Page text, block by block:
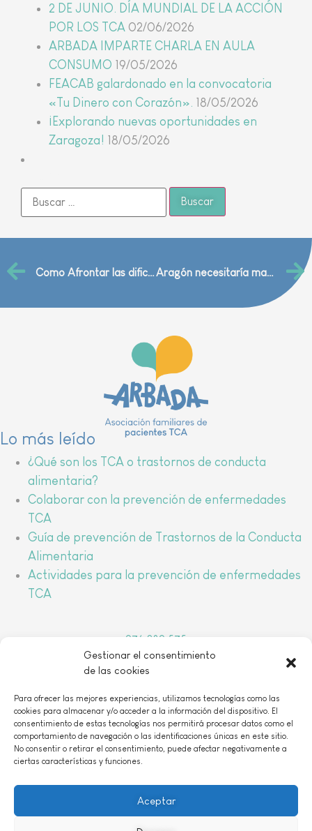
Gestionar el consentimiento
de las cookies
Para ofrecer las mejores experiencias, utilizamos tecnologías como las
cookies para almacenar y/o acceder a la información del dispositivo. El
consentimiento de estas tecnologías nos permitirá procesar datos como el
comportamiento de navegación o las identificaciones únicas en este sitio.
No consentir o retirar el consentimiento, puede afectar negativamente a
ciertas características y funciones.
Aceptar
2 DE JUNIO. DÍA MUNDIAL DE LA ACCIÓN
POR LOS TCA 02/06/2026
ARBADA IMPARTE CHARLA EN AULA
CONSUMO 19/05/2026
FEACAB galardonado en la convocatoria
«Tu Dinero con Corazón». 18/05/2026
¡Explorando nuevas oportunidades en
Zaragoza! 18/05/2026
Como Afrontar las dificultades del verano con TCA Aragón necesitaría mas especialistas en salud mental
976 389 575
arbada@arbada.org
C/Coso, 157, 1oB 50001 Zaragoza
CONTACTO
Lo más leído
¿Qué son los TCA o trastornos de conducta
alimentaria?
Colaborar con la prevención de enfermedades
TCA
Guía de prevención de Trastornos de la Conducta
Alimentaria
Actividades para la prevención de enfermedades
TCA